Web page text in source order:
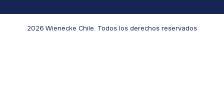
2026 Wienecke Chile. Todos los derechos reservados